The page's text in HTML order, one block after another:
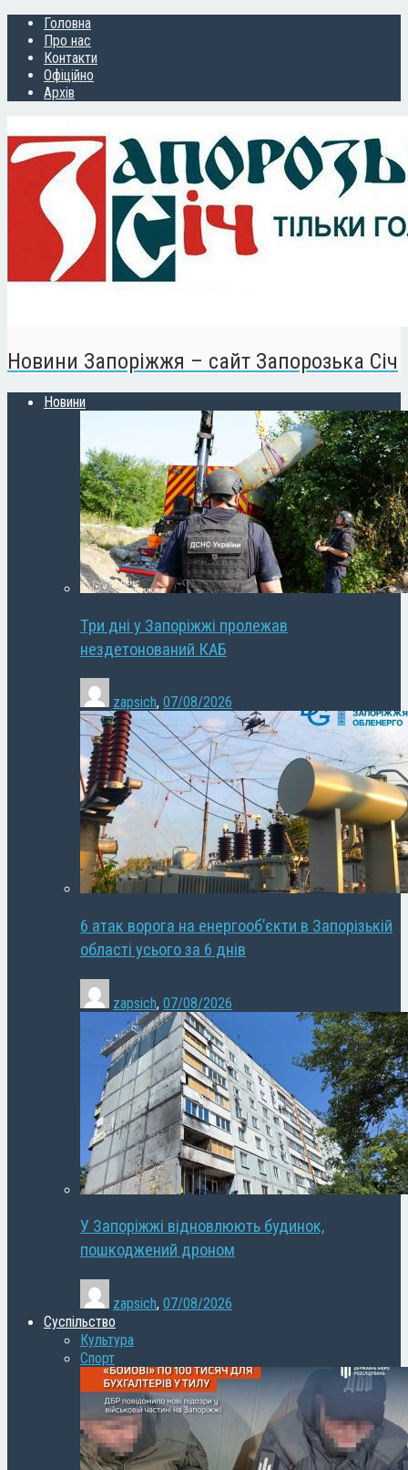
Головна
Про нас
Контакти
Офіційно
Архів
Новини Запоріжжя – сайт Запорозька Січ
Новини
Три дні у Запоріжжі пролежав
нездетонований КАБ
zapsich, 07/08/2026
6 атак ворога на енергооб’єкти в Запорізькій
області усього за 6 днів
zapsich, 07/08/2026
У Запоріжжі відновлюють будинок,
пошкоджений дроном
zapsich, 07/08/2026
Суспільство
Культура
Спорт